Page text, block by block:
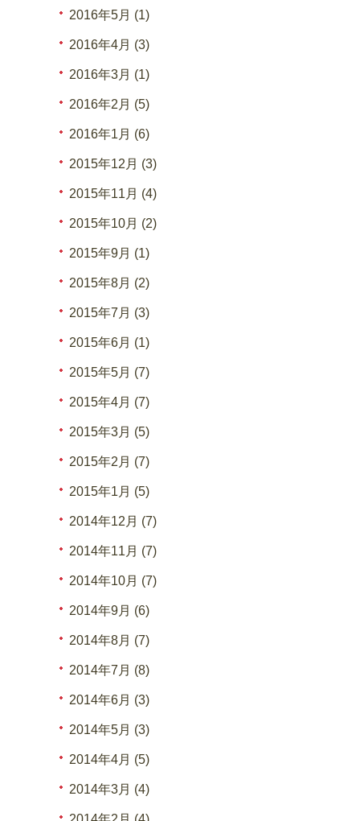
2016年5月 (1)
2016年4月 (3)
2016年3月 (1)
2016年2月 (5)
2016年1月 (6)
2015年12月 (3)
2015年11月 (4)
2015年10月 (2)
2015年9月 (1)
2015年8月 (2)
2015年7月 (3)
2015年6月 (1)
2015年5月 (7)
2015年4月 (7)
2015年3月 (5)
2015年2月 (7)
2015年1月 (5)
2014年12月 (7)
2014年11月 (7)
2014年10月 (7)
2014年9月 (6)
2014年8月 (7)
2014年7月 (8)
2014年6月 (3)
2014年5月 (3)
2014年4月 (5)
2014年3月 (4)